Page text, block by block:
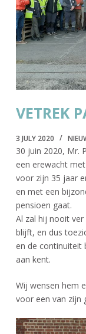
VETREK
3 JULY 2020
30 juin 2020, Mr.
een erewacht
voor zijn 35 jaar
en met een
pensioen gaat.
Al zal hij nooit
blijft, en dus
en de continuiteit
aan kent.
Wij wensen hem
voor een van zijn